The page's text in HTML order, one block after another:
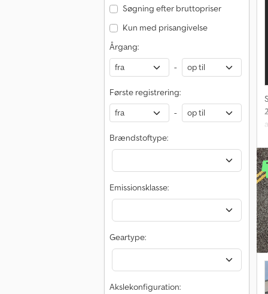
Søgning efter bruttopriser
Kun med prisangivelse
Årgang:
-
Første registrering:
-
Brændstoftype:
Emissionsklasse:
Geartype:
Akslekonfiguration: